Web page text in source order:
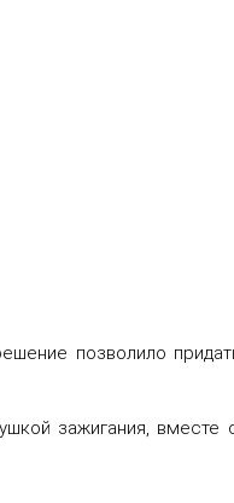
позволило
зажигания,